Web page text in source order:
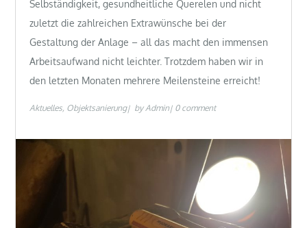
Selbständigkeit, gesundheitliche Querelen und nicht
zuletzt die zahlreichen Extrawünsche bei der
Gestaltung der Anlage – all das macht den immensen
Arbeitsaufwand nicht leichter. Trotzdem haben wir in
den letzten Monaten mehrere Meilensteine erreicht!
Aktuelles Objektsanierung byAdmin 0 comment